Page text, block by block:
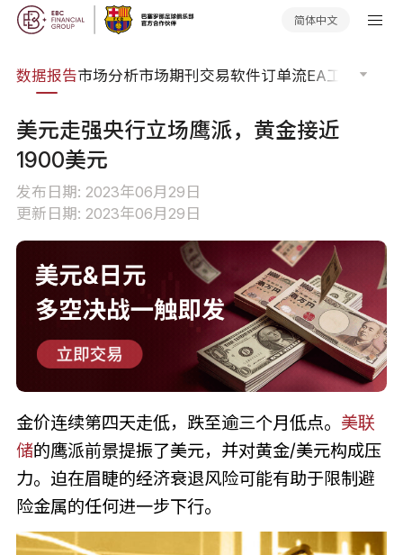
简体中文
数据报告市场分析市场期刊交易软件订单流EA工具库
美元走强央行立场鹰派，黄金接近
1900美元
发布日期: 2023年06月29日
更新日期: 2023年06月29日
金价连续第四天走低，跌至逾三个月低点。 美联
储的鹰派前景提振了美元，并对黄金/美元构成压
力。迫在眉睫的经济衰退风险可能有助于限制避
险金属的任何进一步下行。